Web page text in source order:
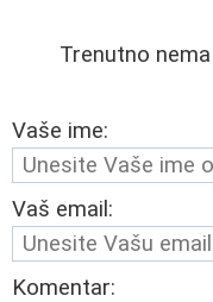
Trenutno
Vaše ime:
Vaš email:
Komentar: